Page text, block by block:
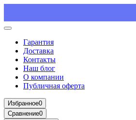
Гарантия
Доставка
Контакты
Наш блог
О компании
Публичная оферта
Избранное0
Сравнение0